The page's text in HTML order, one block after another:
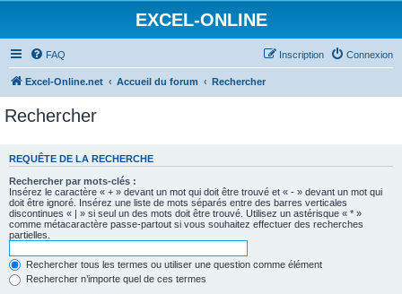
EXCEL-ONLINE
FAQ Connexion
Inscription
Excel-Online.net Accueil du forum Rechercher
Rechercher
REQUÊTE DE LA RECHERCHE
Rechercher par mots-clés :
Insérez le caractère « + » devant un mot qui doit être trouvé et « - » devant un mot qui
doit être ignoré. Insérez une liste de mots séparés entre des barres verticales
discontinues « | » si seul un des mots doit être trouvé. Utilisez un astérisque « * »
comme métacaractère passe-partout si vous souhaitez effectuer des recherches
partielles.
Rechercher tous les termes ou utiliser une question comme élément
Rechercher n’importe quel de ces termes